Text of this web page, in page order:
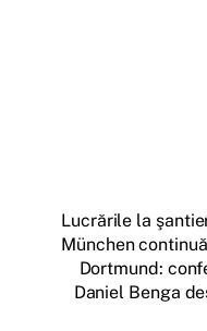
Lucrările la
München continuă
Dortmund:
Daniel Benga